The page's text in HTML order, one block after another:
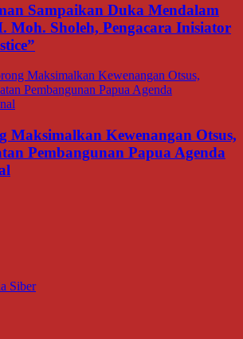
Sampaikan Duka Mendalam
Moh. Sholeh, Pengacara Inisiator
Maksimalkan Kewenangan Otsus,
Pembangunan Papua Agenda
Siber